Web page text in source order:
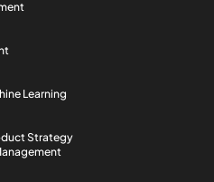
Learning
Strategy